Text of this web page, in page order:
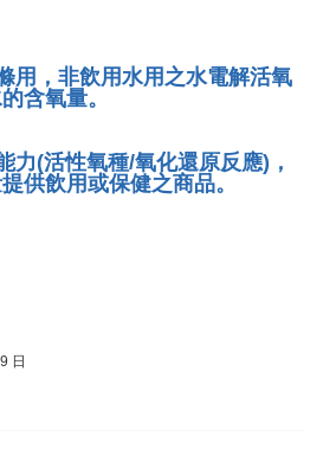
用，非飲用水用之水電解活氧
含氧量。
力(活性氧種/氧化還原反應)，
供飲用或保健之商品。
日